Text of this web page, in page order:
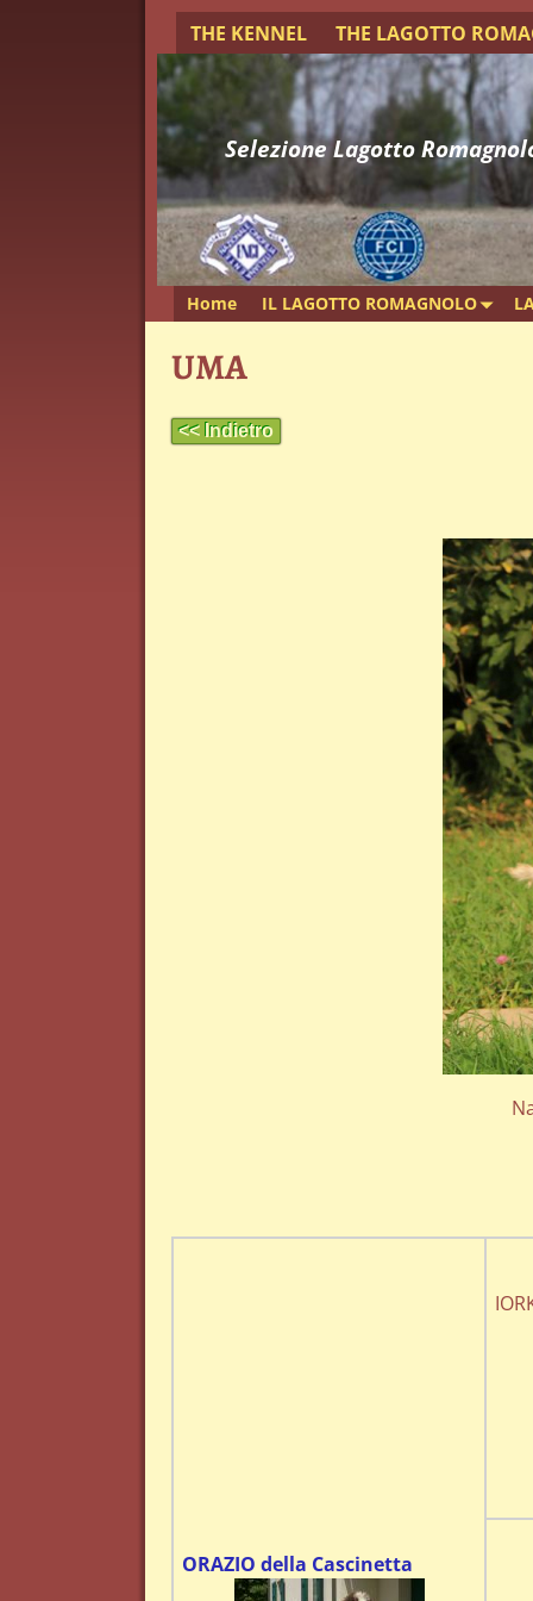
THE KENNEL THE LAGOTTO
Selezione Lagotto
Home IL LAGOTTO ROMAGNOLO
UMA
<< Indietro
ORAZIO della Cascinetta